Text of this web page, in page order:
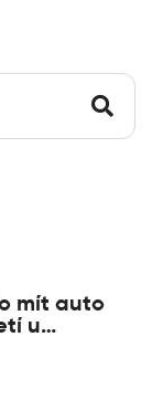
mít auto
u